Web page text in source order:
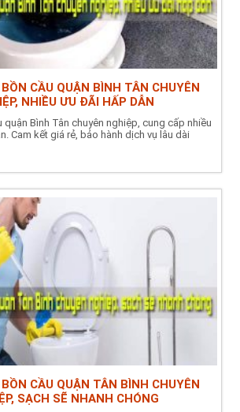
CẦU QUẬN BÌNH TÂN CHUYÊN
NHIỀU ƯU ĐÃI HẤP DẪN
Bình Tân chuyên nghiệp, cung cấp nhiều
Cam kết giá rẻ, bảo hành dịch vụ lâu dài
CẦU QUẬN TÂN BÌNH CHUYÊN
SẠCH SẼ NHANH CHÓNG